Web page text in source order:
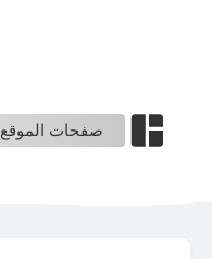
صفحات الموقع